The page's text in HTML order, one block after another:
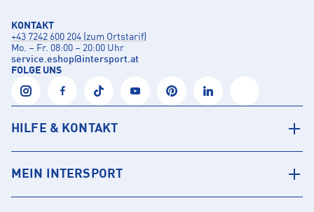
KONTAKT
+43 7242 600 204 (zum Ortstarif)
Mo. – Fr. 08:00 – 20:00 Uhr
service.eshop@intersport.at
FOLGE UNS
HILFE & KONTAKT
MEIN INTERSPORT